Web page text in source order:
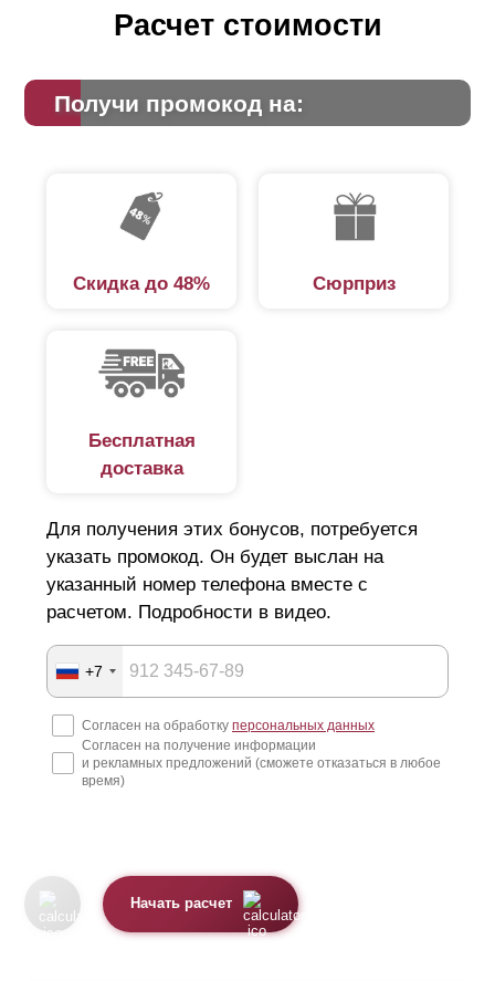
семейного и активного отдыха, садов и балконных
ограждений. Он также широко используется для
поскольку высота
высоким.
В связи с уменьшенной высотой планок, для
одинаковой высоты ограждения " Оптима"
потребуется большеламелей, чем для версии
"Стандарт". Это несколько увеличивает цену забора
жалюзи (из-за более высокого расхода стали). Для
более детального расчета и сравнения вы можете
воспользоваться калькулятором.
Расчет стоимости
Получи промокод на:
Скидка до 48% Сюрприз
Бесплатная
доставка
Для получения этих бонусов, потребуется
указать промокод. Он будет выслан на
указанный номер телефона вместе с
расчетом. Подробности в видео.
+7
Согласен на обработку персональных данных
Согласен на получение информации
и рекламных предложений (сможете отказаться в любое
время)
Начать расчет